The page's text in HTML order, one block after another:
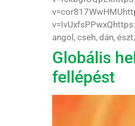
angol, cseh, dán,
Globális
fellépést